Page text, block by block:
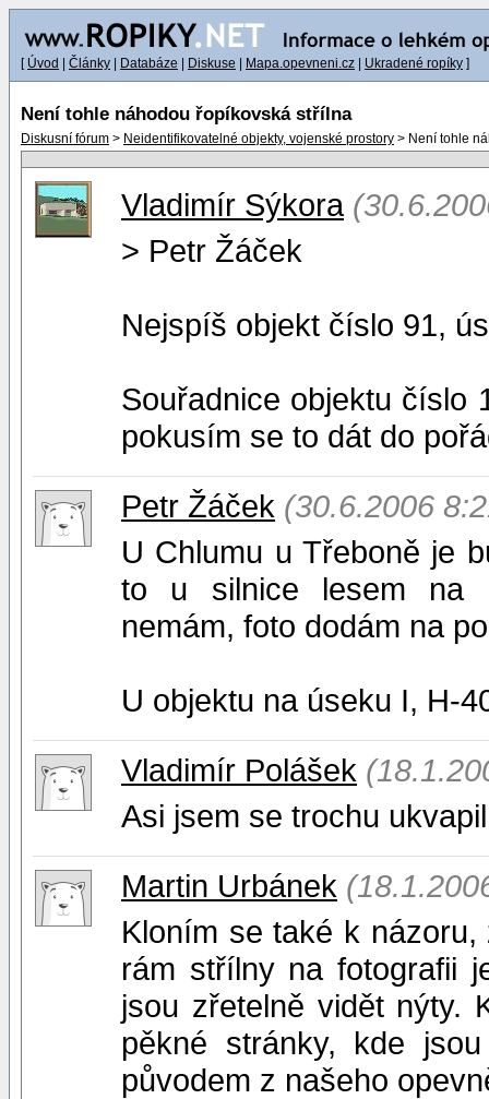
[ Úvod Články Databáze Diskuse Mapa.opevneni.cz Ukradené ropíky ]
Není tohle náhodou řopíkovská střílna
Diskusní fórum > Neidentifikovatelné objekty, vojenské prostory > Není tohle
Vladimír Sýkora
> Petr Žáček
Nejspíš objekt číslo 91,
Souřadnice objektu číslo
pokusím se to dát do
Petr Žáček (30.6.2006
U Chlumu u Třeboně je
to u silnice lesem na
nemám, foto dodám na
U objektu na úseku I, H-
Vladimír Polášek
Asi jsem se trochu
Martin Urbánek
Kloním se také k
rám střílny na fotografii
jsou zřetelně vidět nýty.
pěkné stránky, kde
původem z našeho